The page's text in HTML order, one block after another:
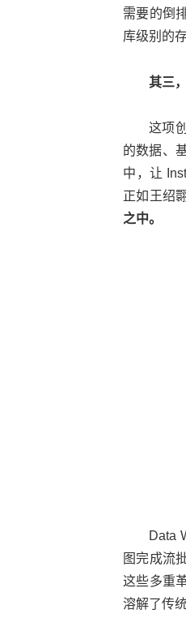
需要的倒
库级别的
其三
这项
的数据、
中，让
正如王绍
之中。
Data
图完成流
这些多重
溶解了传